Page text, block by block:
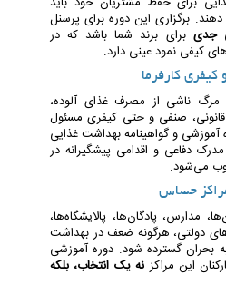
برگزاری این دوره برای پرسنل
جدی برای برند شما باشد که در
کیفی نمود عینی دارد.
ناشی از مصرف غذای آلوده،
قانونی، صنفی و حتی کیفری مسئول
آموزشی و گواهینامه بهداشت غذایی
دفاعی و اقدامی پیشگیرانه در
می‌شود.
مدارس، پادگان‌ها، پالایشگاه‌ها،
دولتی، هرگونه ضعف در بهداشت
بحران گسترده شود. دوره آموزشی
این مراکز نه یک انتخاب، بلکه